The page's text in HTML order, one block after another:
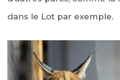
dans le Lot par exemple.